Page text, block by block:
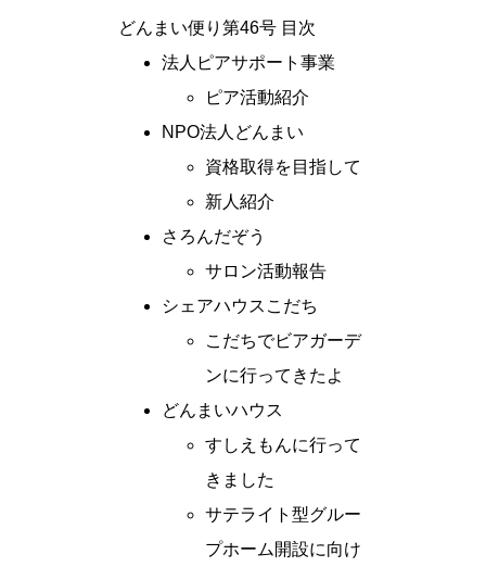
どんまい便り第46号 目次
法人ピアサポート事業
ピア活動紹介
NPO法人どんまい
資格取得を目指して
新人紹介
さろんだぞう
サロン活動報告
シェアハウスこだち
こだちでビアガーデ
ンに行ってきたよ
どんまいハウス
すしえもんに行って
きました
サテライト型グルー
プホーム開設に向け